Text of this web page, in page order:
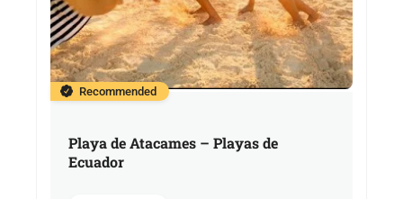
Recommended
Playa de Atacames – Playas de
Ecuador